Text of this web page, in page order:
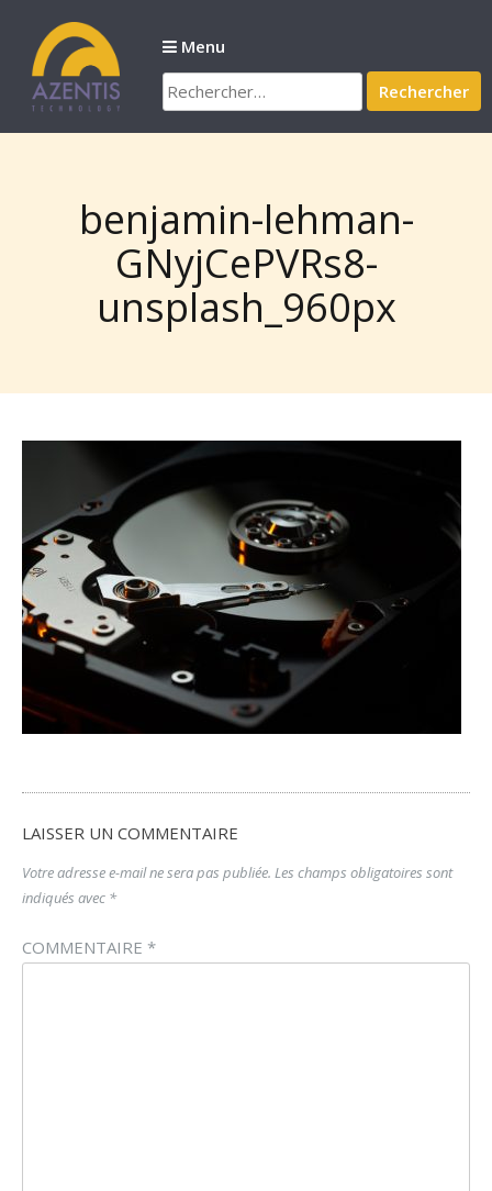
contenu
Menu
Rechercher :
benjamin-lehman-
GNyjCePVRs8-
unsplash_960px
LAISSER UN COMMENTAIRE
Votre adresse e-mail ne sera pas publiée. Les champs obligatoires sont
indiqués avec *
COMMENTAIRE *